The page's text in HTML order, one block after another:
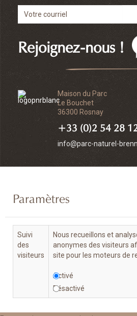
Maison du Parc
Le Bouchet
36300 Rosnay
+33 (0)2 54 28
info@parc-naturel-
Rejoignez-nous !
Paramètres
Suivi
des
visiteurs
Nous recueillons et
anonymes des visiteurs
site pour les moteurs de
Activé
Désactivé